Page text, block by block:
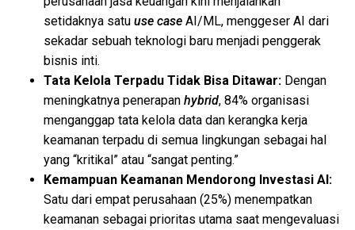
setidaknya satu use case AI/ML, menggeser AI dari
sekadar sebuah teknologi baru menjadi penggerak
bisnis inti.
Tata Kelola Terpadu Tidak Bisa Ditawar: Dengan
meningkatnya penerapan hybrid, 84% organisasi
menganggap tata kelola data dan kerangka kerja
keamanan terpadu di semua lingkungan sebagai hal
yang “kritikal” atau “sangat penting.”
Kemampuan Keamanan Mendorong Investasi AI:
Satu dari empat perusahaan (25%) menempatkan
keamanan sebagai prioritas utama saat mengevaluasi